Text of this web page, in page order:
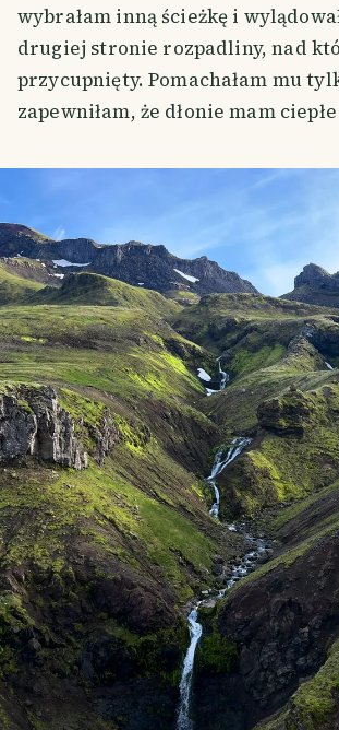
wybrałam inną ścieżkę i
drugiej stronie rozpadliny, nad
przycupnięty. Pomachałam mu
zapewniłam, że dłonie mam